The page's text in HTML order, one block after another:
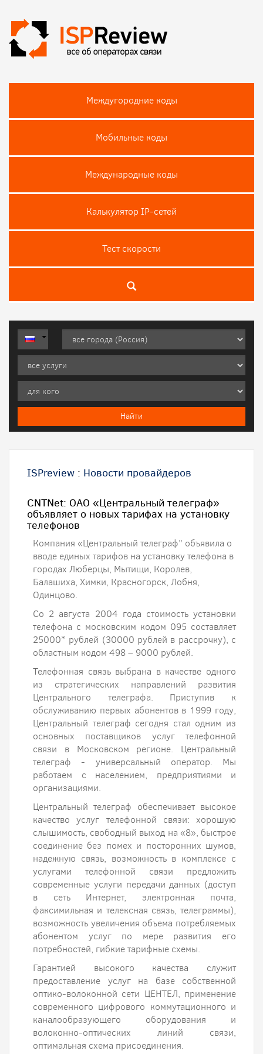
Междугородние коды
Мобильные коды
Международные коды
Калькулятор IP-сетей
Тест скороcти
ISPreview : Новости провайдеров
CNTNet: ОАО «Центральный телеграф»
объявляет о новых тарифах на установку
телефонов
Компания «Центральный телеграф" объявила о
вводе единых тарифов на установку телефона в
городах Люберцы, Мытищи, Королев,
Балашиха, Химки, Красногорск, Лобня,
Одинцово.
Со 2 августа 2004 года стоимость установки
телефона с московским кодом 095 составляет
25000* рублей (30000 рублей в рассрочку), с
областным кодом 498 – 9000 рублей.
Телефонная связь выбрана в качестве одного
из стратегических направлений развития
Центрального телеграфа. Приступив к
обслуживанию первых абонентов в 1999 году,
Центральный телеграф сегодня стал одним из
основных поставщиков услуг телефонной
связи в Московском регионе. Центральный
телеграф - универсальный оператор. Мы
работаем с населением, предприятиями и
организациями.
Центральный телеграф обеспечивает высокое
качество услуг телефонной связи: хорошую
слышимость, свободный выход на «8», быстрое
соединение без помех и посторонних шумов,
надежную связь, возможность в комплексе с
услугами телефонной связи предложить
современные услуги передачи данных (доступ
в сеть Интернет, электронная почта,
факсимильная и телексная связь, телеграммы),
возможность увеличения объема потребляемых
абонентом услуг по мере развития его
потребностей, гибкие тарифные схемы.
Гарантией высокого качества служит
предоставление услуг на базе собственной
оптико-волоконной сети ЦЕНТЕЛ, применение
современного цифрового коммутационного и
каналообразующего оборудования и
волоконно-оптических линий связи,
оптимальная схема присоединения.